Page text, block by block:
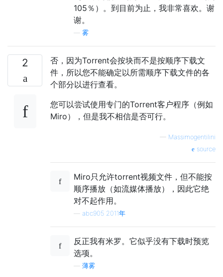
105％）。到目前为止，我非常喜欢。谢
谢。
雾
2
否，因为Torrent会按块而不是按顺序下载文
件，所以您不能确定以所需顺序下载文件的各
个部分以进行查看。
您可以尝试使用专门的Torrent客户程序（例如
Miro），但是我不相信是否可行。
— Massimogentilini
source
Miro只允许torrent视频文件，但不能按
顺序播放（如流媒体播放），因此它绝
对不起作用。
abc905 2011年
反正我有米罗。它似乎没有下载时预览
选项。
薄雾